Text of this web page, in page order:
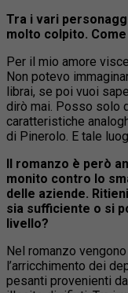
Tra i vari
molto colpito.
Per il mio amore
Non potevo
librai, se poi vuoi
dirò mai. Posso solo
caratteristiche
di Pinerolo. E tale
Il romanzo è però
monito contro lo
delle aziende.
sia sufficiente o si
livello?
Nel romanzo
l’arricchimento dei
pesanti provenienti